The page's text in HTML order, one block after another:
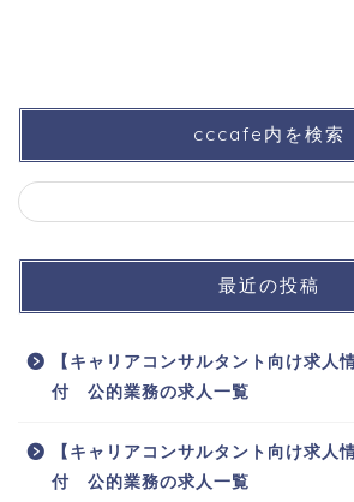
cccafe内を検索
最近の投稿
【キャリアコンサルタント向け求人
付 公的業務の求人一覧
【キャリアコンサルタント向け求人
付 公的業務の求人一覧